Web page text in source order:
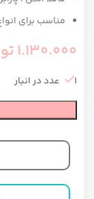
مناسب برای
1.130.000
1 عدد در انبار